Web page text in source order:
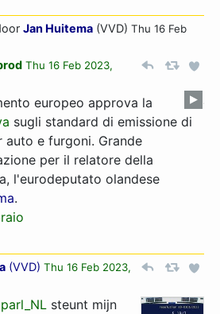
Jan Huitema (VVD) Thu 16 Feb
Thu 16 Feb 2023,
europeo approva la
sugli standard di emissione di
auto e furgoni. Grande
per il relatore della
l'eurodeputato olandese
.
(VVD) Thu 16 Feb 2023,
steunt mijn